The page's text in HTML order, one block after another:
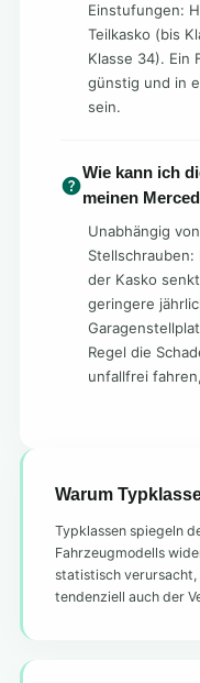
Einstufungen:
Teilkasko (bis
Klasse 34). Ein
günstig und in
sein.
Wie kann ich
meinen
Unabhängig
der Kasko
geringere
Regel die
unfallfrei
Warum
Typklassen spiegeln
Fahrzeugmodells
statistisch
tendenziell auch der